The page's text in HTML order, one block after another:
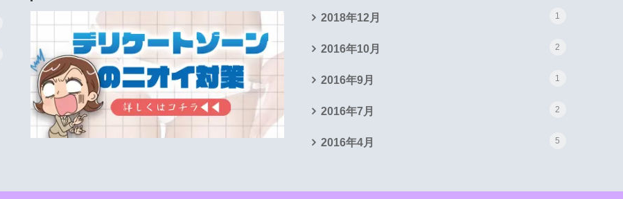
2018年12月 1
2016年10月 2
2016年9月 1
2016年7月 2
2016年4月 5